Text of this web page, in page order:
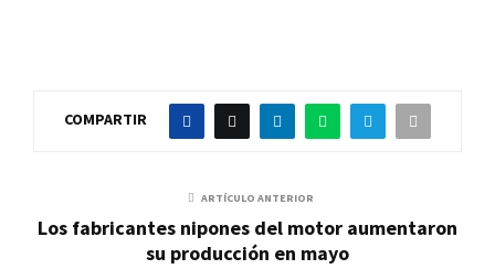
COMPARTIR
ARTÍCULO ANTERIOR
Los fabricantes nipones del motor aumentaron
su producción en mayo